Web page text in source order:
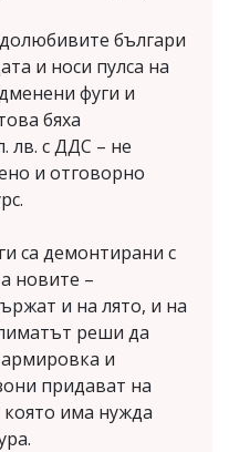
българи
и носи пулса на
фуги и
бяха
лв. с ДДС – не
и отговорно
са демонтирани с
новите –
и на лято, и на
реши да
и
придават на
която има нужда